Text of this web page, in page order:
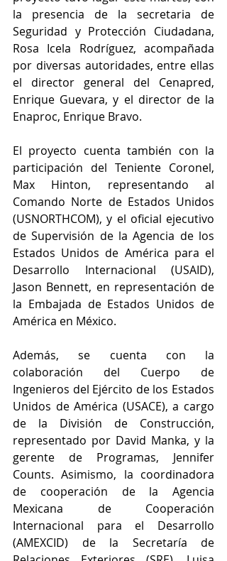
la presencia de la secretaria de
Seguridad y Protección Ciudadana,
Rosa Icela Rodríguez, acompañada
por diversas autoridades, entre ellas
el director general del Cenapred,
Enrique Guevara, y el director de la
Enaproc, Enrique Bravo.
El proyecto cuenta también con la
participación del Teniente Coronel,
Max Hinton, representando al
Comando Norte de Estados Unidos
(USNORTHCOM), y el oficial ejecutivo
de Supervisión de la Agencia de los
Estados Unidos de América para el
Desarrollo Internacional (USAID),
Jason Bennett, en representación de
la Embajada de Estados Unidos de
América en México.
Además, se cuenta con la
colaboración del Cuerpo de
Ingenieros del Ejército de los Estados
Unidos de América (USACE), a cargo
de la División de Construcción,
representado por David Manka, y la
gerente de Programas, Jennifer
Counts. Asimismo, la coordinadora
de cooperación de la Agencia
Mexicana de Cooperación
Internacional para el Desarrollo
(AMEXCID) de la Secretaría de